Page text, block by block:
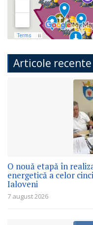
Articole recente
O nouă etapă în
energetică a celor
Ialoveni
7 august 2026